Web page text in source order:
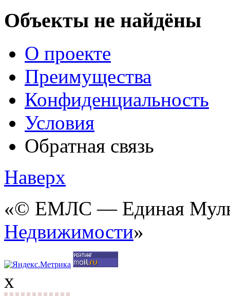
Объекты не найдёны
О проекте
Преимущества
Конфиденциальность
Условия
Обратная связь
Наверх
«© ЕМЛС — Единая
Недвижимости»
x